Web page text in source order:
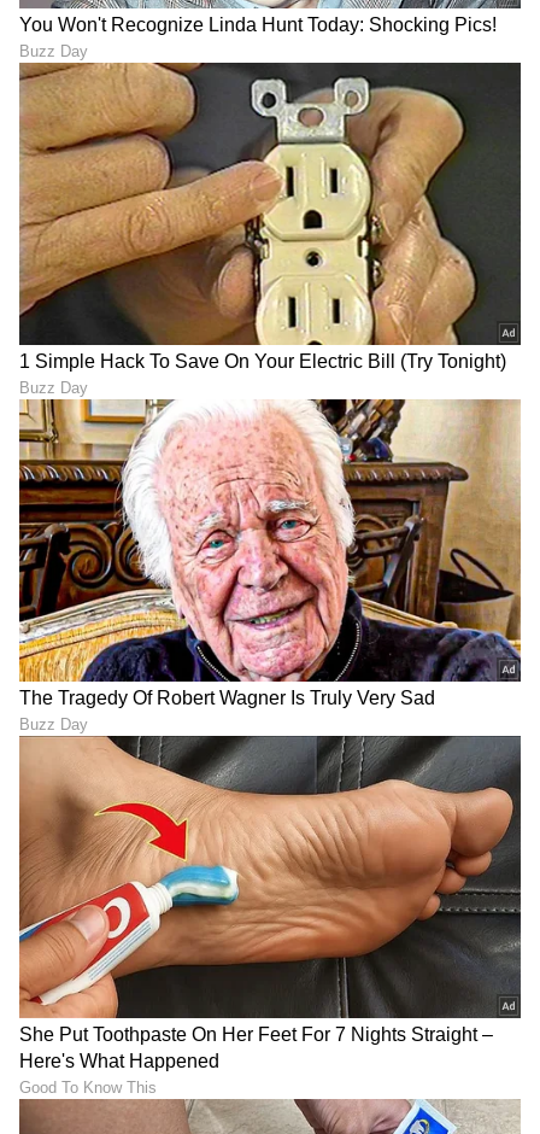
ಶ್ಯಾಮಲಾ ತಮ್ಮಿಬ್ಬರು ಹೆಣ್ಣುಮಕ್ಕಳಿಗೆ ತಮ್ಮ ಸಾಂಸ್ಕೃತಿಕ
ಗುರುತನ್ನು ಉಳಿಸಿಕೊಳ್ಳುವ ಸಲುವಾಗಿ ಭಾರತೀಯ
ಪೌರಾಣಿಕ ಹೆಸರುಗಳನ್ನು ಇಟ್ಟಿದ್ದೇನೆಂದು ಒಮ್ಮೆ
ಹೇಳಿಕೊಂಡಿದ್ದರು. ಕಮಲ ಕೆಸರಿನಲ್ಲಿ ಬೆಳೆಯುತ್ತದೆ ಹಾಗೂ
ಶುದ್ಧತೆಯ ಸಂಕೇತವಾಗಿದೆ. ಕಮಲಾ ೨೦೨೦ರ ಚುನಾವಣಾ
ಪ್ರಚಾರದುದ್ದಕ್ಕೂ ರಾಜಕೀಯ ಕೆಸರೆರಚಾಟಕ್ಕೆ ಒಳಗಾದಾಗ
ಅದು ಸ್ಪಷ್ಟವಾಯಿತು. ಅಂದಹಾಗೆ ಕಮಲಾ ಅಯ್ಯರ್
ಹ್ಯಾರಿಸ್ ಆಗಿದ್ದ ಕಮಲಾ, ಕಮಲಾ ದೇವಿ ಹ್ಯಾರಿಸ್ ಆಗಿ
ಬದಲಾದರು. ಮನೆಯ ಆಧಾರಸ್ತಂಭವಾಗಿದ್ದ ತಾಯಿ
೨೦೦೯ರಲ್ಲಿ ಕ್ಯಾನ್ಸರ್‌ನಿಂದ ತೀರಿಕೊಂಡಾಗ ಕಮಲಾರ ಹಾದಿ
ಮತ್ತಷ್ಟು ಕಠಿಣವಾಯ್ತು. ಅಮೆರಿಕದ ಬಿಳಿಯನ್ನರು
ಕಮಲಾರನ್ನು ಫಾರಿನರ್, ಆ್ಯಂಕರ್ ಬೇಬಿ (ಅಮೆರಿಕದಲ್ಲಿ
ವಲಸಿಗರ ಮಕ್ಕಳನ್ನು ಕರೆಯುವ ಅವಹೇಳನಕಾರಿ ಪದಗಳು)
ಎಂದೆಲ್ಲಾ ಹೀಯಾಳಿಸಿದರು. ಟ್ರಂಪ್ ಕಮಲಾರನ್ನು
ಬೇಕಂತಲೇ ಯಾವಾಗಲೂ ‘ಕಮೀಲಾ’ ಎಂದು ತಪ್ಪಾಗಿಯೇ
ಕರೆಯುತ್ತಿದ್ದರು. ಉದ್ದೇಶಪೂರ್ವಕವಾಗಿಯೇ ಕೆಲವು
ಬಲಪಂಥಿಯರು, ಟೀವಿ ನಿರೂಪಕರು, ರೇಡಿಯೋ ಜಾಕಿಗಳು,
ಟ್ರೋಲರ್‌ಗಳು ಕಮಲಾ ಹೆಸರನ್ನು ತಪ್ಪಾಗಿ ಉಚ್ಚರಿಸುತ್ತಿದ್ದರು.
ಲೇಖಕ ರಾಜಘಟ್ಟ ಪ್ರಕಾರ, ಕಮಲಾ ಸಂಕೋಚವಿಲ್ಲದೇ
ತಾನು ಕಪ್ಪು ಎಂದೇ ಹೇಳಿಕೊಳ್ಳುತ್ತಿದ್ದರು.